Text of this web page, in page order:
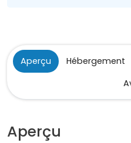
Aperçu Hébergement
Aperçu